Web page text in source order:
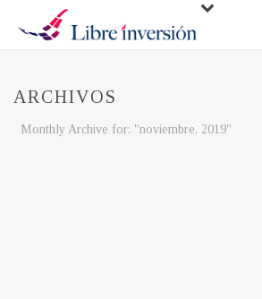
ARCHIVOS
Monthly Archive for: "noviembre, 2019"